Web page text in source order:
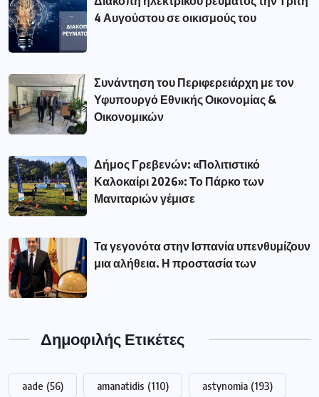
4 Αυγούστου σε οικισμούς του
Συνάντηση του Περιφερειάρχη με τον
Υφυπουργό Εθνικής Οικονομίας &
Οικονομικών
Δήμος Γρεβενών: «Πολιτιστικό
Καλοκαίρι 2026»: Το Πάρκο των
Μανιταριών γέμισε
Τα γεγονότα στην Ισπανία υπενθυμίζουν
μια αλήθεια. Η προστασία των
Δημοφιλής Ετικέτες
aade (56) amanatidis (110) astynomia (193)